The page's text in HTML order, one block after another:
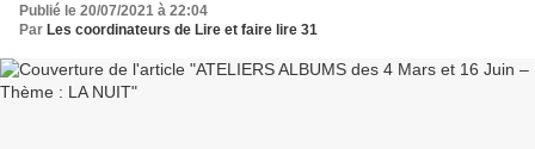
Publié le 20/07/2021 à 22:04
Par Les coordinateurs de Lire et faire lire 31